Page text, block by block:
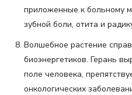
приложенные к больному
зубной боли, отита и
Волшебное растение
биоэнергетиков. Герань
поле человека,
онкологических